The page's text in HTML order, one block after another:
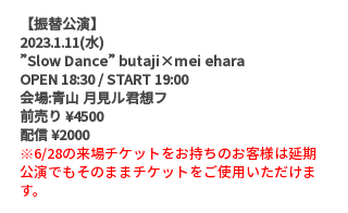
【振替公演】
2023.1.11(水)
”Slow Dance” butaji×mei ehara
OPEN 18:30 / START 19:00
会場:青山 月見ル君想フ
前売り ¥4500
配信 ¥2000
※6/28の来場チケットをお持ちのお客様は延期
公演でもそのままチケットをご使用いただけま
す。